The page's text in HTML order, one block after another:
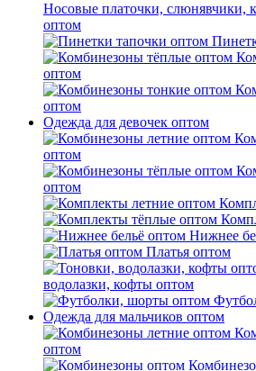
Носовые платочки, слюнявчики,
оптом
оптом
оптом
Одежда для девочек оптом
оптом
оптом
Нижнее
Платья оптом
водолазки, кофты оптом
Одежда для мальчиков оптом
оптом